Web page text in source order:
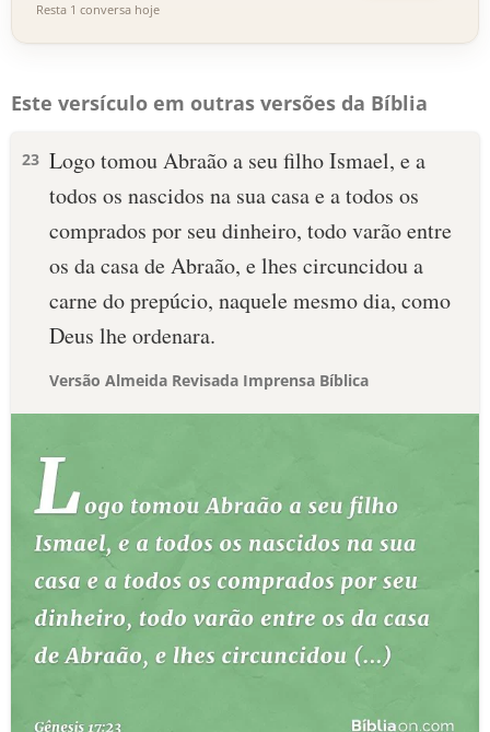
Resta 1 conversa hoje
Este versículo em outras versões da Bíblia
23 Logo tomou Abraão a seu filho Ismael, e a
todos os nascidos na sua casa e a todos os
comprados por seu dinheiro, todo varão entre
os da casa de Abraão, e lhes circuncidou a
carne do prepúcio, naquele mesmo dia, como
Deus lhe ordenara.
Versão Almeida Revisada Imprensa Bíblica